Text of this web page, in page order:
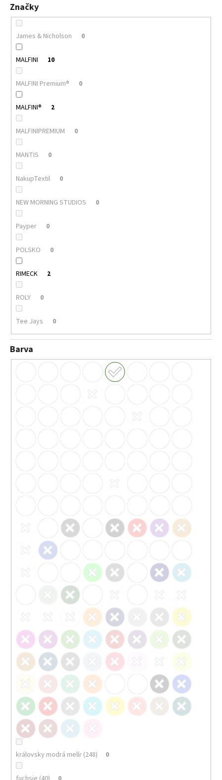
Značky
James & Nicholson 0
MALFINI 10
MALFINI Premium® 0
MALFINI® 2
MALFINIPREMIUM 0
MANTIS 0
NakupTextil 0
NEW MORNING STUDIOS 0
Payper 0
POLSKO 0
RIMECK 2
ROLY 0
Tee Jays 0
Barva
královsky modrá melír (248) 0